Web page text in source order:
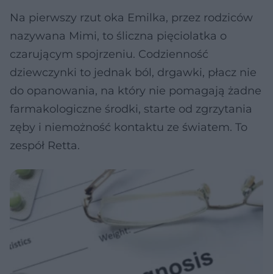
Na pierwszy rzut oka Emilka, przez rodziców
nazywana Mimi, to śliczna pięciolatka o
czarującym spojrzeniu. Codzienność
dziewczynki to jednak ból, drgawki, płacz nie
do opanowania, na który nie pomagają żadne
farmakologiczne środki, starte od zgrzytania
zęby i niemożność kontaktu ze światem. To
zespół Retta.